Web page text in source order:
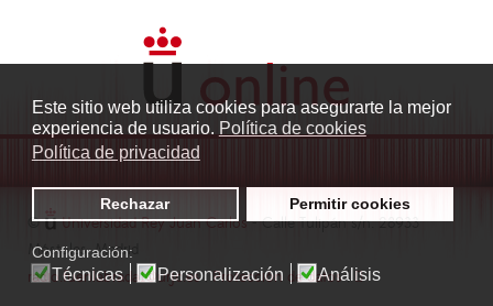
Este sitio web utiliza cookies para asegurarte la mejor
experiencia de usuario. Política de cookies
Política de privacidad
Rechazar Permitir cookies
Configuración:
Técnicas Personalización Análisis
© Universidad Rey Juan Carlos- Calle Tulipán s/n. 28933
Móstoles. Madrid
radio.fuenlabrada1@urjc.es|Protección de datos|